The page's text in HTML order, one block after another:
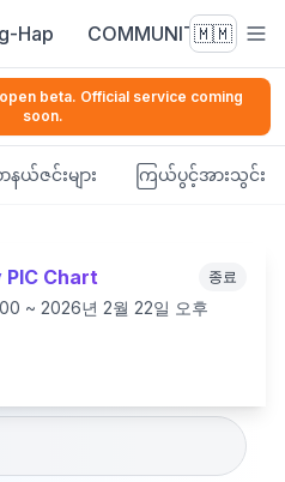
Hap COMMUNITY🇲🇲
beta. Official service coming
soon.
နယ်ဇင်းများ ကြယ်ပွင့်အားသွင်း
Chart 종료
~ 2026년 2월 22일 오후